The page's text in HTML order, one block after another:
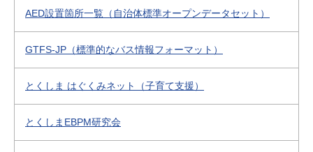
AED設置箇所一覧（自治体標準オープンデータセット）
GTFS-JP（標準的なバス情報フォーマット）
とくしま はぐくみネット（子育て支援）
とくしまEBPM研究会